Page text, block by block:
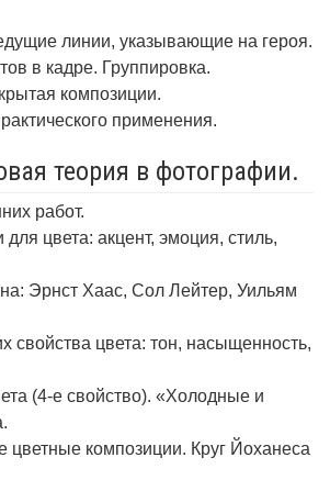
линии, указывающие на героя.
в кадре. Группировка.
композиции.
применения.
теория в фотографии.
работ.
цвета: акцент, эмоция, стиль,
Эрнст Хаас, Сол Лейтер, Уильям
свойства цвета: тон, насыщенность,
(4-е свойство). «Холодные и
цветные композиции. Круг Йоханеса